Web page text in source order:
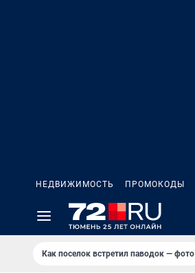
НЕДВИЖИМОСТЬ ПРОМОКОДЫ
Как поселок встретил паводок — фото